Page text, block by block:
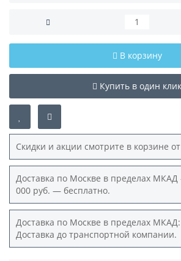
В корзину
Купить в один клик
Скидки и акции смотрите в корзине
Доставка по Москве в пределах
000 руб. — бесплатно.
Доставка по Москве в пределах МКАД:
Доставка до транспортной компании.